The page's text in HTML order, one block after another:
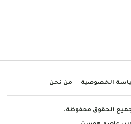
الخصوصية من نحن